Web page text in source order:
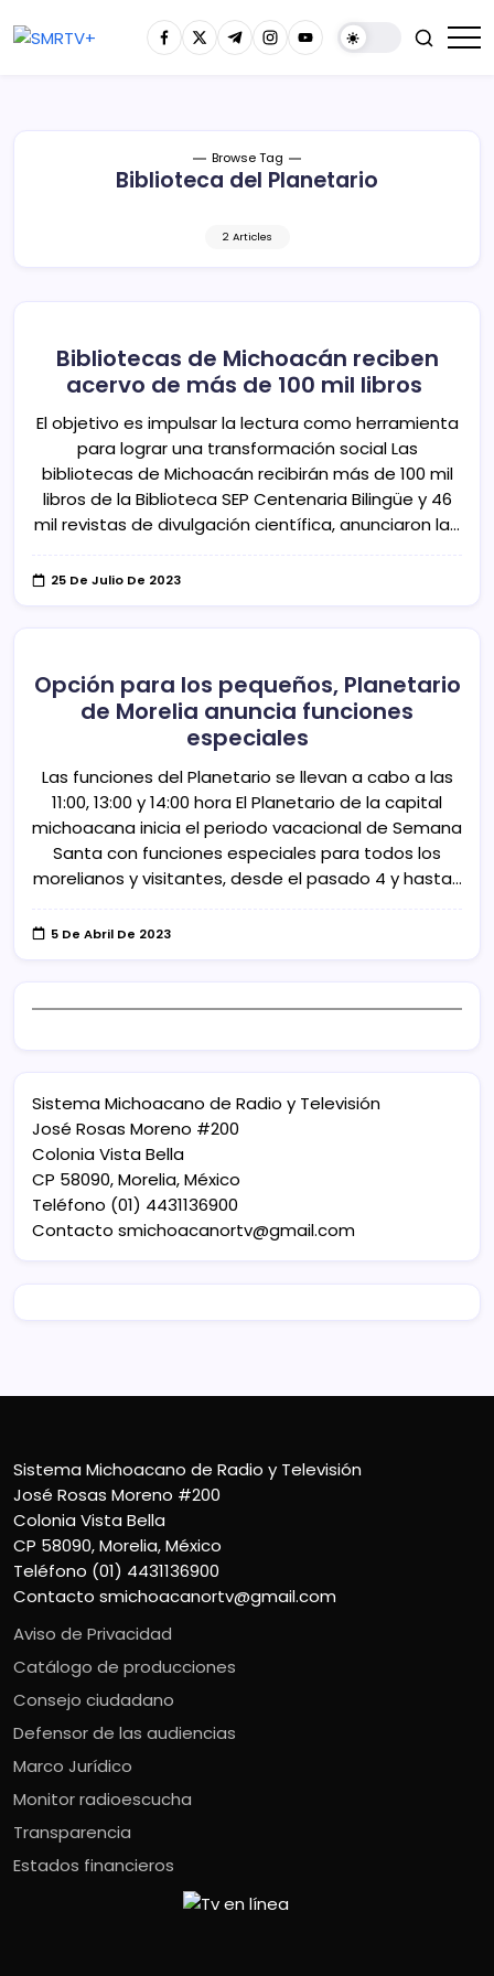
Browse Tag
Biblioteca del Planetario
2 Articles
Bibliotecas de Michoacán reciben
acervo de más de 100 mil libros
El objetivo es impulsar la lectura como herramienta
para lograr una transformación social Las
bibliotecas de Michoacán recibirán más de 100 mil
libros de la Biblioteca SEP Centenaria Bilingüe y 46
mil revistas de divulgación científica, anunciaron la…
25 De Julio De 2023
Opción para los pequeños, Planetario
de Morelia anuncia funciones
especiales
Las funciones del Planetario se llevan a cabo a las
11:00, 13:00 y 14:00 hora El Planetario de la capital
michoacana inicia el periodo vacacional de Semana
Santa con funciones especiales para todos los
morelianos y visitantes, desde el pasado 4 y hasta…
5 De Abril De 2023
Sistema Michoacano de Radio y Televisión
José Rosas Moreno #200
Colonia Vista Bella
CP 58090, Morelia, México
Teléfono (01) 4431136900
Contacto smichoacanortv@gmail.com
Sistema Michoacano de Radio y Televisión
José Rosas Moreno #200
Colonia Vista Bella
CP 58090, Morelia, México
Teléfono (01) 4431136900
Contacto smichoacanortv@gmail.com
Aviso de Privacidad
Catálogo de producciones
Consejo ciudadano
Defensor de las audiencias
Marco Jurídico
Monitor radioescucha
Transparencia
Estados financieros